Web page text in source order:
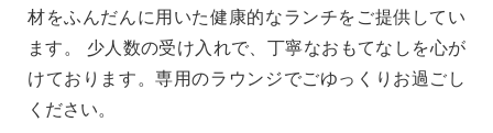
材をふんだんに用いた健康的なランチをご提供してい
ます。 少人数の受け入れで、丁寧なおもてなしを心が
けております。専用のラウンジでごゆっくりお過ごし
ください。